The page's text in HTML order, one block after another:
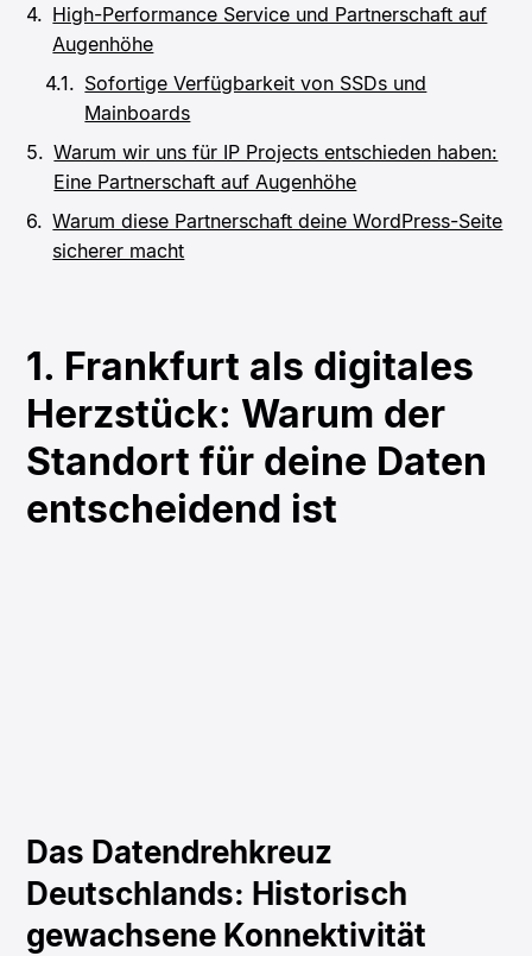
High-Performance Service und Partnerschaft auf
Augenhöhe
Sofortige Verfügbarkeit von SSDs und
Mainboards
Warum wir uns für IP Projects entschieden haben:
Eine Partnerschaft auf Augenhöhe
Warum diese Partnerschaft deine WordPress-Seite
sicherer macht
1. Frankfurt als digitales
Herzstück: Warum der
Standort für deine Daten
entscheidend ist
Das Datendrehkreuz
Deutschlands: Historisch
gewachsene Konnektivität